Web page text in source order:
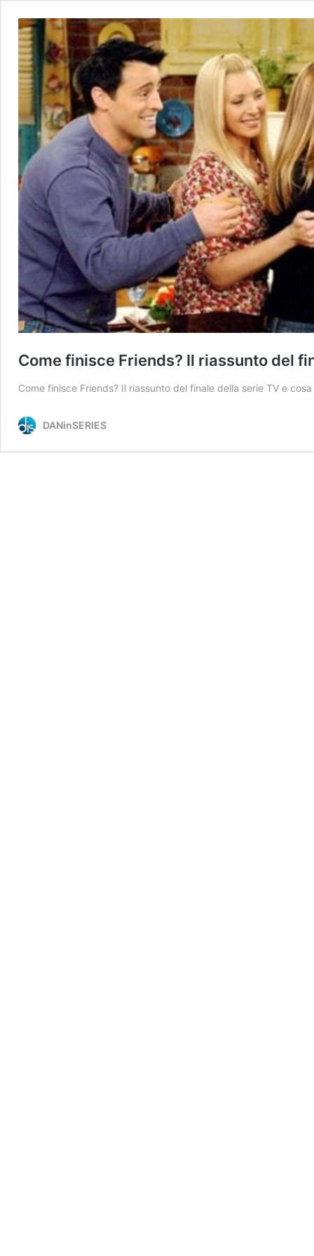
Come finisce Friends? Il riassunto del
Come finisce Friends? Il riassunto del finale della serie TV e
DANinSERIES